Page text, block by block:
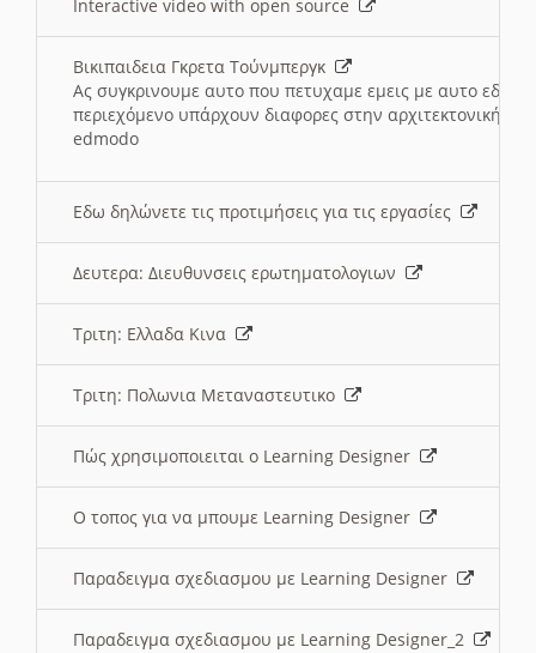
Interactive video with open source
Βικιπαιδεια Γκρετα Τούνμπεργκ
Ας συγκρινουμε αυτο που πετυχαμε εμεις με αυτο εδω
περιεχόμενο υπάρχουν διαφορες στην αρχιτεκτονική
edmodo
Εδω δηλώνετε τις προτιμήσεις για τις εργασίες
Δευτερα: Διευθυνσεις ερωτηματολογιων
Τριτη: Ελλαδα Κινα
Τριτη: Πολωνια Μεταναστευτικο
Πώς χρησιμοποιειται ο Learning Designer
O τοπος για να μπουμε Learning Designer
Παραδειγμα σχεδιασμου με Learning Designer
Παραδειγμα σχεδιασμου με Learning Designer_2